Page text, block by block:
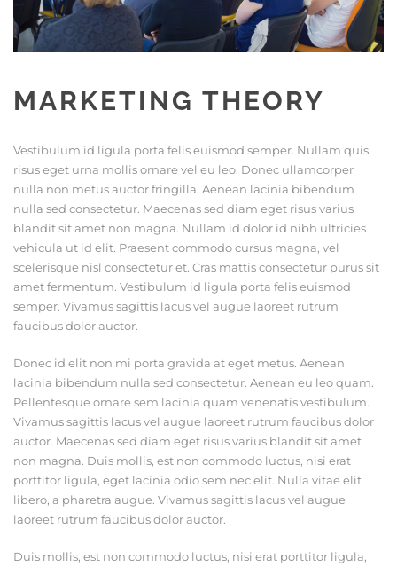
MARKETING THEORY
Vestibulum id ligula porta felis euismod semper. Nullam quis
risus eget urna mollis ornare vel eu leo. Donec ullamcorper
nulla non metus auctor fringilla. Aenean lacinia bibendum
nulla sed consectetur. Maecenas sed diam eget risus varius
blandit sit amet non magna. Nullam id dolor id nibh ultricies
vehicula ut id elit. Praesent commodo cursus magna, vel
scelerisque nisl consectetur et. Cras mattis consectetur purus sit
amet fermentum. Vestibulum id ligula porta felis euismod
semper. Vivamus sagittis lacus vel augue laoreet rutrum
faucibus dolor auctor.
Donec id elit non mi porta gravida at eget metus. Aenean
lacinia bibendum nulla sed consectetur. Aenean eu leo quam.
Pellentesque ornare sem lacinia quam venenatis vestibulum.
Vivamus sagittis lacus vel augue laoreet rutrum faucibus dolor
auctor. Maecenas sed diam eget risus varius blandit sit amet
non magna. Duis mollis, est non commodo luctus, nisi erat
porttitor ligula, eget lacinia odio sem nec elit. Nulla vitae elit
libero, a pharetra augue. Vivamus sagittis lacus vel augue
laoreet rutrum faucibus dolor auctor.
Duis mollis, est non commodo luctus, nisi erat porttitor ligula,